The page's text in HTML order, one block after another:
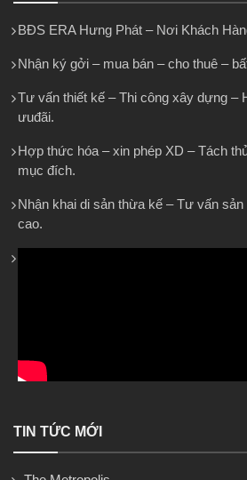
BĐS ERA Hưng Phát – Nơi Khách
Nhận ký gởi – mua bán – cho thuê –
Tư vấn thiết kế – Thi công xây dựng –
ưuđãi.
Hợp thức hóa – xin phép XD – Tách
mục đích.
Nhận khai di sản thừa kế – Tư vấn
cao.
TIN TỨC MỚI